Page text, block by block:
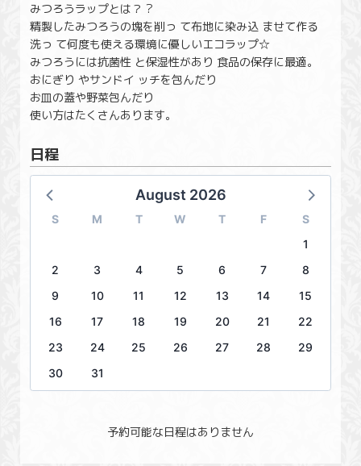
みつろうラップとは？ ?
精製したみつろうの塊を削っ て布地に染み込 ませて作る
洗っ て何度も使える環境に優しいエコラップ☆
みつろうには抗菌性 と保湿性があり 食品の保存に最適。
おにぎり やサンドイ ッチを包んだり
お皿の蓋や野菜包んだり
使い方はたくさんあります。
日程
August 2026
S M T W T F
S
1
2
3 4 5 6 7
8
9
10 11 12 13 14
15
16
17 18 19 20 21
22
23
24 25 26 27 28
29
30
31
予約可能な日程はありません